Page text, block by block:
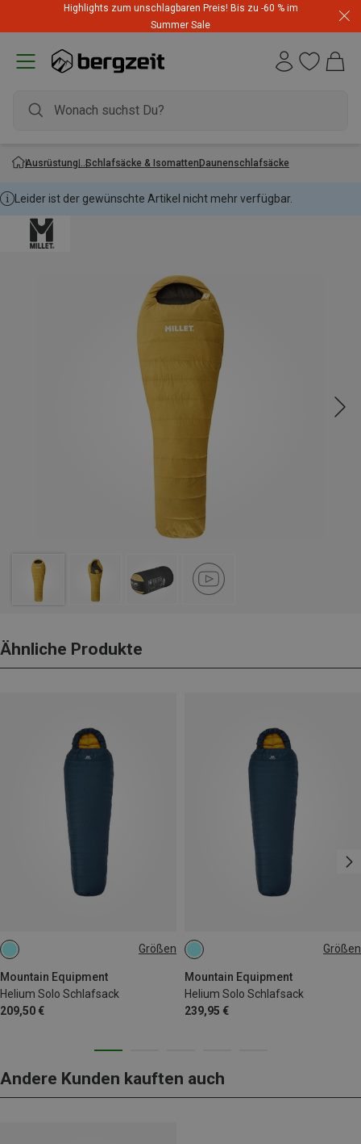
Highlights zum unschlagbaren Preis! Bis zu -60 % im
Summer Sale
Ausrüstung Schlafsäcke & IsomattenDaunenschlafsäcke
Leider ist der gewünschte Artikel nicht mehr verfügbar.
Ähnliche Produkte
Größen
Mountain Equipment
Helium Solo Schlafsack
209,50 €
MAX. 185CM | LEFT Größen
Mountain Equipment
Helium Solo Schlafsack
239,95 €
MAX. 200CM | LEFT
Andere Kunden kauften auch